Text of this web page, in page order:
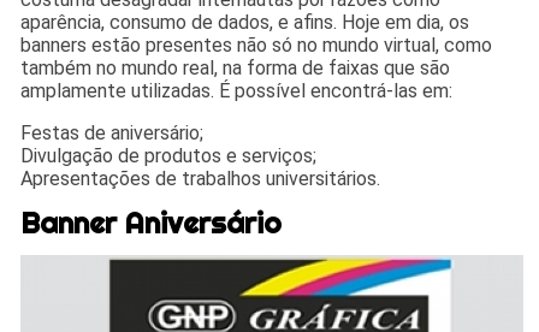
aparência, consumo de dados, e afins. Hoje em dia, os
banners estão presentes não só no mundo virtual, como
também no mundo real, na forma de faixas que são
amplamente utilizadas. É possível encontrá-las em:
Festas de aniversário;
Divulgação de produtos e serviços;
Apresentações de trabalhos universitários.
Banner Aniversário